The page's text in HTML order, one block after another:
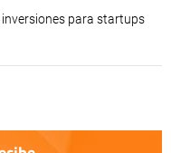
para startups